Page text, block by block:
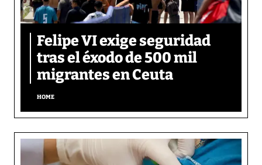
Felipe VI exige seguridad
tras el éxodo de 500 mil
migrantes en Ceuta
HOME